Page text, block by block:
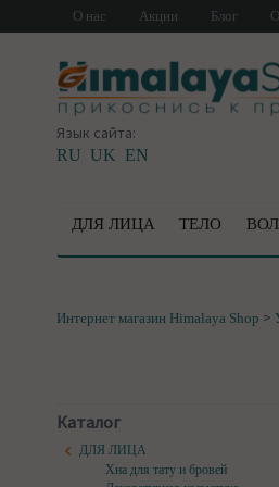
О нас Акции Блог
Язык сайта:
RU UK EN
ДЛЯ ЛИЦА ТЕЛО
Интернет магазин Himalaya Shop >
Каталог
ДЛЯ ЛИЦА
Хна для тату и бровей